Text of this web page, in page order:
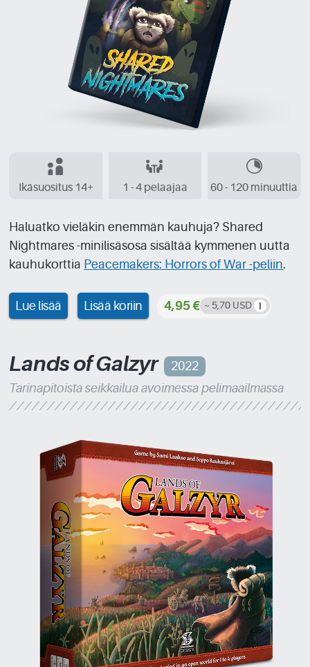
Ikäsuositus 14+ 1 - 4 pelaajaa 60 - 120 minuuttia
Haluatko vieläkin enemmän kauhuja? Shared
Nightmares -minilisäsosa sisältää kymmenen uutta
kauhukorttia Peacemakers: Horrors of War -peliin.
Lue lisää Lisää koriin 4,95 € ~ 5,70 USD
Lands of Galzyr
2022
Tarinapitoista seikkailua avoimessa pelimaailmassa